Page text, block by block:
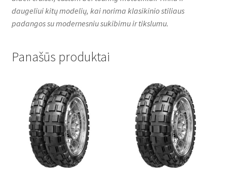
daugeliui kitų modelių, kai norima klasikinio stiliaus
padangos su modernesniu sukibimu ir tikslumu.
Panašūs produktai